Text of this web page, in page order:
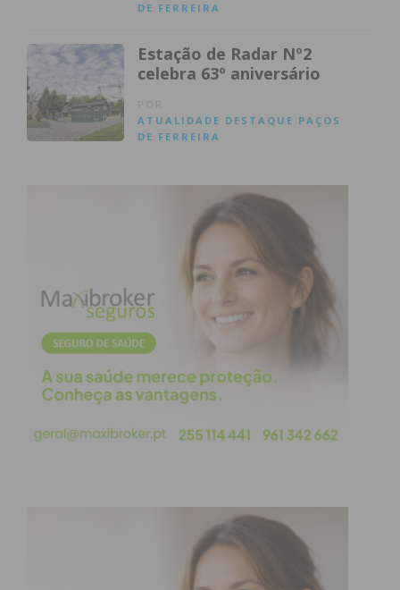
DE FERREIRA
Estação de Radar Nº2
celebra 63º aniversário
ATUALIDADE DESTAQUE PAÇOS
DE FERREIRA